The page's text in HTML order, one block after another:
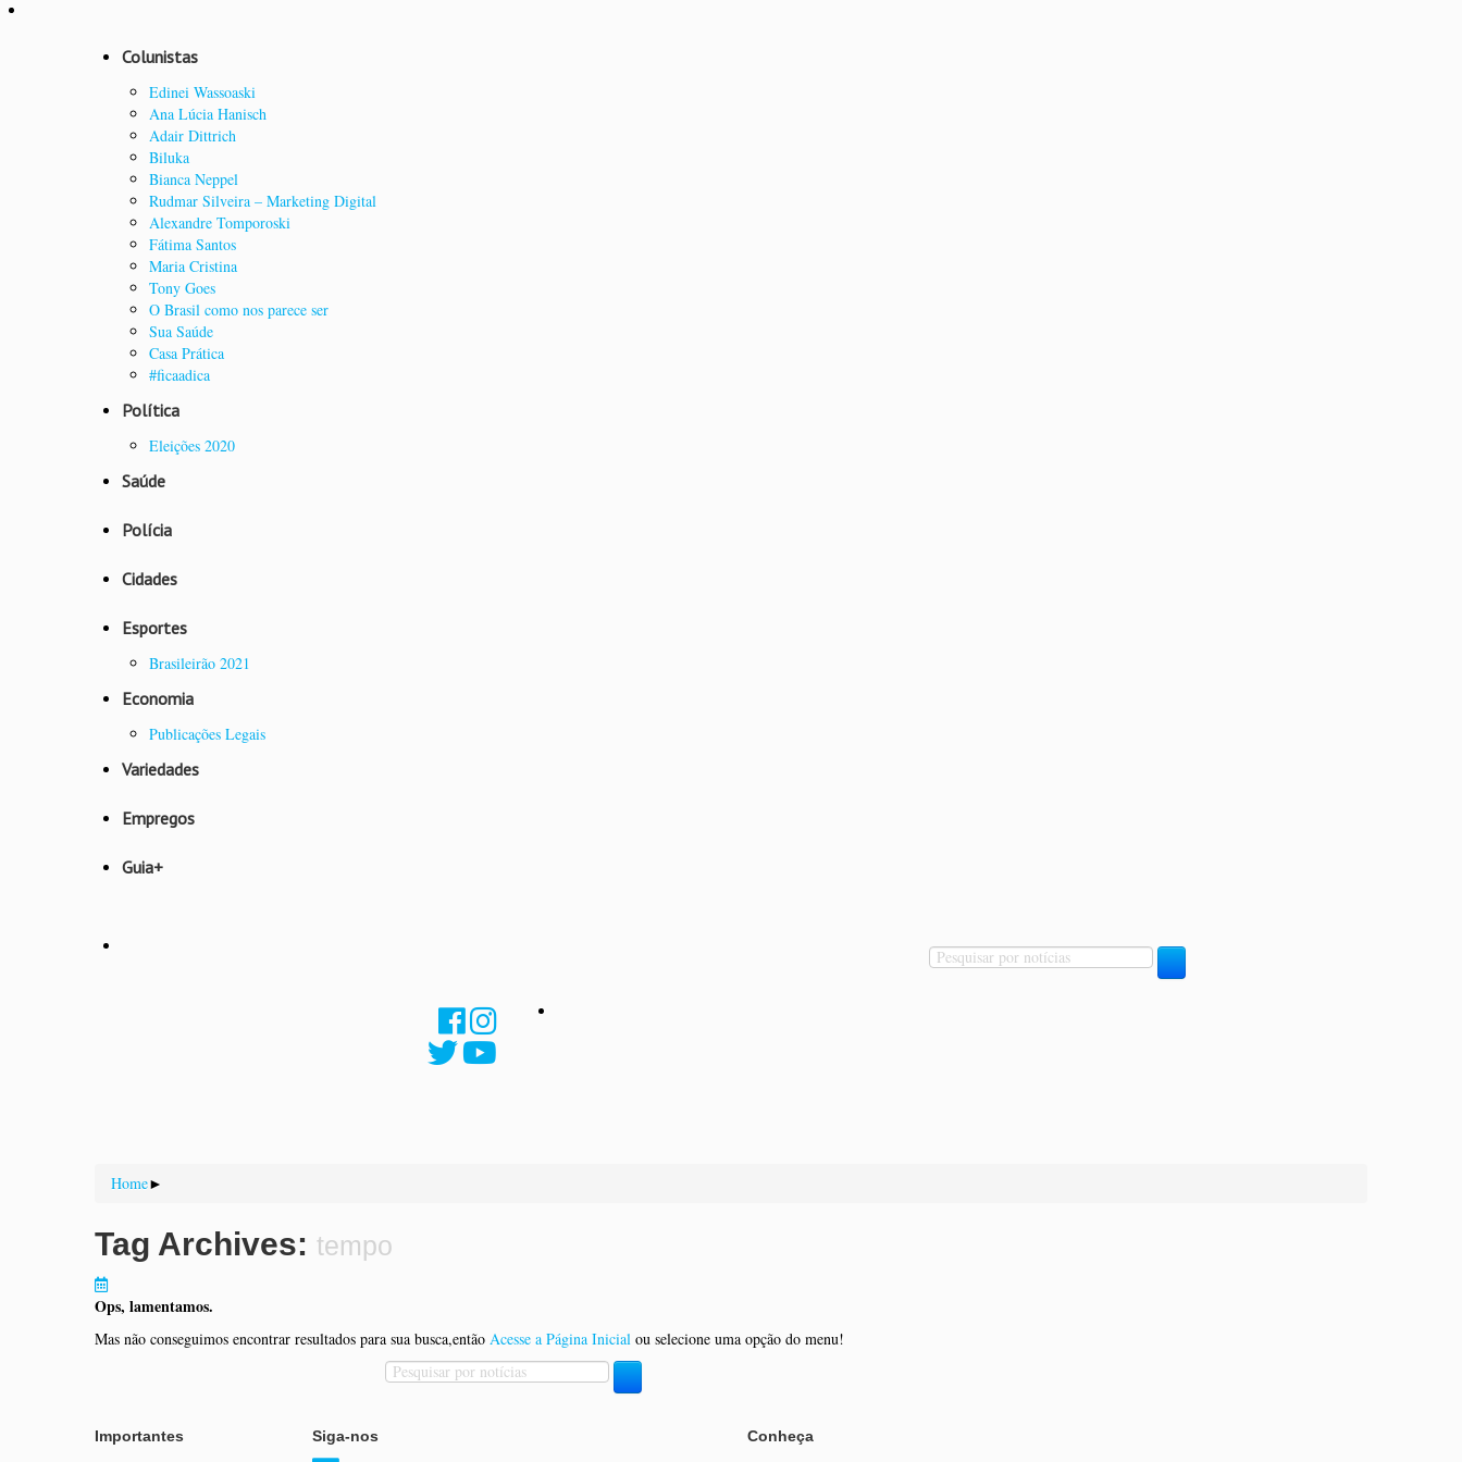
Colunistas
Edinei Wassoaski
Ana Lúcia Hanisch
Adair Dittrich
Biluka
Bianca Neppel
Rudmar Silveira – Marketing Digital
Alexandre Tomporoski
Fátima Santos
Maria Cristina
Tony Goes
O Brasil como nos parece ser
Sua Saúde
Casa Prática
#ficaadica
Política
Eleições 2020
Saúde
Polícia
Cidades
Esportes
Brasileirão 2021
Economia
Publicações Legais
Variedades
Empregos
Guia+
Home►
Tag Archives: tempo
Ops, lamentamos.
Mas não conseguimos encontrar resultados para sua busca,então Acesse a Página Inicial ou selecione uma opção do menu!
Importantes Siga-nos Conheça